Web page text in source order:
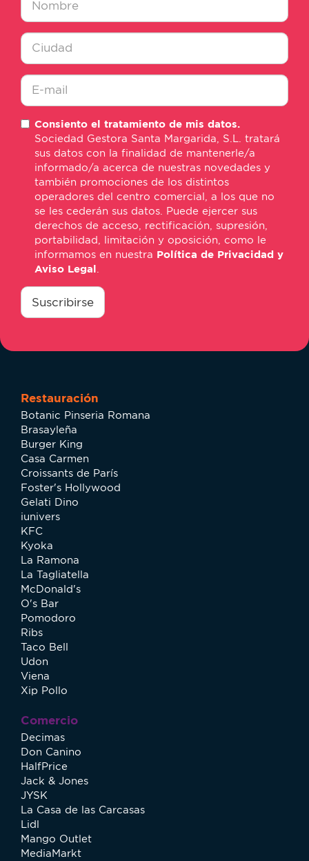
Nombre
Ciudad
mail
Consiento el tratamiento de mis datos.
Sociedad Gestora Santa Margarida, S.L. tratará
sus datos con la finalidad de mantenerle/a
informado/a acerca de nuestras novedades y
también promociones de los distintos
operadores del centro comercial, a los que no
se les cederán sus datos. Puede ejercer sus
derechos de acceso, rectificación, supresión,
portabilidad, limitación y oposición, como le
informamos en nuestra Política de Privacidad y
Aviso Legal
consentimiento
Suscribirse
Restauración
Botanic Pinseria Romana
Brasayleña
Burger King
Casa Carmen
Croissants de París
Foster's Hollywood
Gelati Dino
iunivers
KFC
Kyoka
La Ramona
La Tagliatella
McDonald's
O's Bar
Pomodoro
Ribs
Taco Bell
Udon
Viena
Xip Pollo
Comercio
Decimas
Don Canino
HalfPrice
Jack & Jones
JYSK
La Casa de las Carcasas
Lidl
Mango Outlet
MediaMarkt